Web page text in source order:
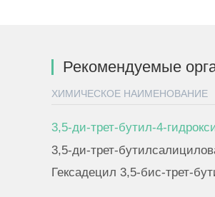
Рекомендуемые
ХИМИЧЕСКОЕ НАИМЕНОВАНИЕ
3,5-ди-трет-бутил-4-
3,5-ди-трет-
Гексадецил 3,5-бис-трет-